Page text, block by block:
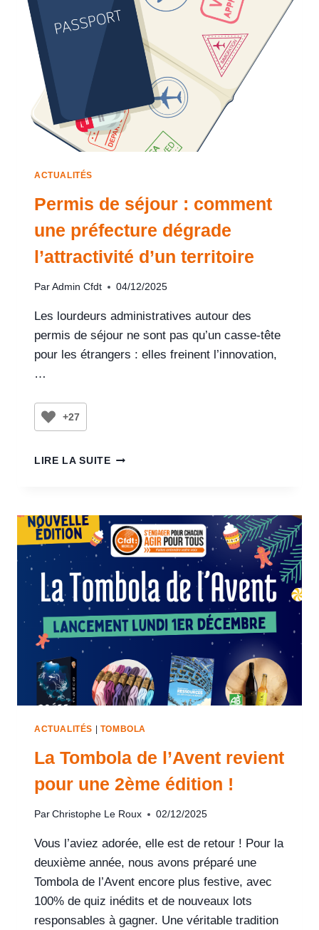
ACTUALITÉS
Permis de séjour : comment
une préfecture dégrade
l’attractivité d’un territoire
Par Admin Cfdt 04/12/2025
Les lourdeurs administratives autour des
permis de séjour ne sont pas qu’un casse-tête
pour les étrangers : elles freinent l’innovation,
…
+27
LIRE LA SUITE
ACTUALITÉS TOMBOLA
La Tombola de l’Avent revient
pour une 2ème édition !
Par Christophe Le Roux 02/12/2025
Vous l’aviez adorée, elle est de retour ! Pour la
deuxième année, nous avons préparé une
Tombola de l’Avent encore plus festive, avec
100% de quiz inédits et de nouveaux lots
responsables à gagner. Une véritable tradition